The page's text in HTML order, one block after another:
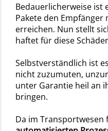
Bedauerlicherweise ist
Pakete den
erreichen. Nun stellt
haftet für diese
Selbstverständlich ist
nicht zuzumuten,
unter Garantie heil an
bringen.
Da im